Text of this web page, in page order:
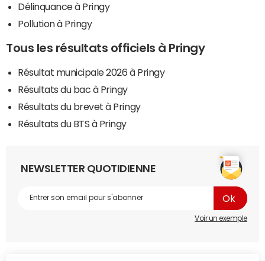
Délinquance à Pringy
Pollution à Pringy
Tous les résultats officiels à Pringy
Résultat municipale 2026 à Pringy
Résultats du bac à Pringy
Résultats du brevet à Pringy
Résultats du BTS à Pringy
NEWSLETTER QUOTIDIENNE
Voir un exemple